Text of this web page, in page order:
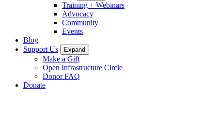
Training + Webinars
Advocacy
Community
Events
Blog
Support Us
Expand
Make a Gift
Open Infrastructure Circle
Donor FAQ
Donate